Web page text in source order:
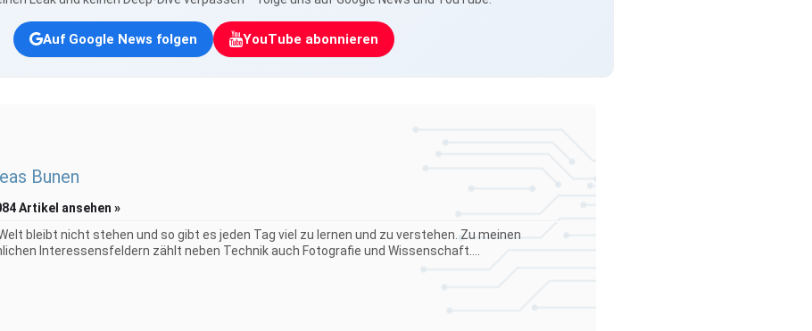
Auf Google News folgen YouTube abonnieren
Bunen
Artikel ansehen »
bleibt nicht stehen und so gibt es jeden Tag viel zu lernen und zu verstehen. Zu meinen
Interessensfeldern zählt neben Technik auch Fotografie und Wissenschaft....